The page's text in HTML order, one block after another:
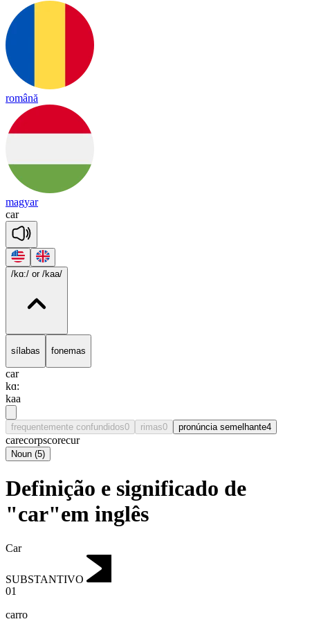
română
magyar
car
/kɑ:/ or /kaa/
sílabas fonemas
car
kɑ:
kaa
frequentemente confundidos0 rimas0 pronúncia semelhante4
carecorpscorecur
Noun (5)
Definição e significado de
"car"em inglês
Car
SUBSTANTIVO
01
carro